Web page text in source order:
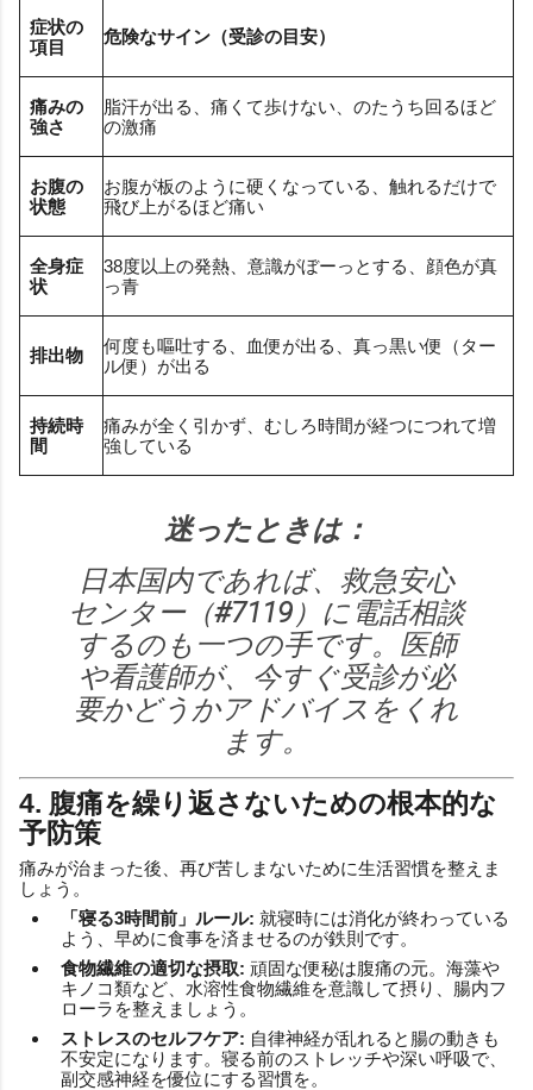
症状の
項目
危険なサイン（受診の目安）
痛みの
強さ
脂汗が出る、痛くて歩けない、のたうち回るほど
の激痛
お腹の
状態
お腹が板のように硬くなっている、触れるだけで
飛び上がるほど痛い
全身症
状
38度以上の発熱、意識がぼーっとする、顔色が真
っ青
排出物
何度も嘔吐する、血便が出る、真っ黒い便（ター
ル便）が出る
持続時
間
痛みが全く引かず、むしろ時間が経つにつれて増
強している
迷ったときは：
日本国内であれば、救急安心
センター（#7119 ）に電話相談
するのも一つの手です。医師
や看護師が、今すぐ受診が必
要かどうかアドバイスをくれ
ます。
4. 腹痛を繰り返さないための根本的な
予防策
痛みが治まった後、再び苦しまないために生活習慣を整えま
しょう。
「寝る3時間前」ルール: 就寝時には消化が終わっている
よう、早めに食事を済ませるのが鉄則です。
食物繊維の適切な摂取: 頑固な便秘は腹痛の元。海藻や
キノコ類など、水溶性食物繊維を意識して摂り、腸内フ
ローラを整えましょう。
ストレスのセルフケア: 自律神経が乱れると腸の動きも
不安定になります。寝る前のストレッチや深い呼吸で、
副交感神経を優位にする習慣を。